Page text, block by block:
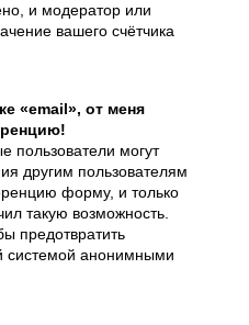
и модератор или
вашего счётчика
«email», от меня
пользователи могут
другим пользователям
форму, и только
такую возможность.
предотвратить
системой анонимными